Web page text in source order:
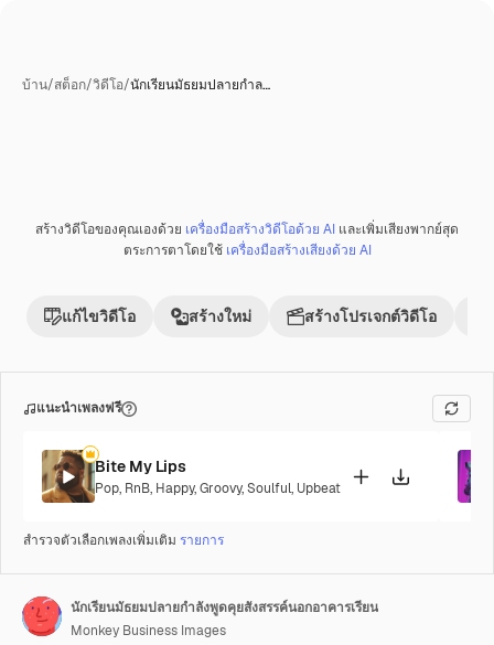
บ้าน/สต็อก/วิดีโอ/นักเรียนมัธยมปลายกำล…
พรีเมี่ยม
สร้างวิดีโอของคุณเองด้วย เครื่องมือสร้างวิดีโอด้วย AI และเพิ่มเสียงพากย์สุด
ตระการตาโดยใช้ เครื่องมือสร้างเสียงด้วย AI
แก้ไขวิดีโอ สร้างใหม่ สร้างโปรเจกต์วิดีโอ
แนะนำเพลงฟรี
Bite My Lips
Pop, RnB, Happy,Groovy,Soulful, Upbeat
สำรวจตัวเลือกเพลงเพิ่มเติม รายการ
นักเรียนมัธยมปลายกำลังพูดคุยสังสรรค์นอกอาคารเรียน
Monkey Business Images